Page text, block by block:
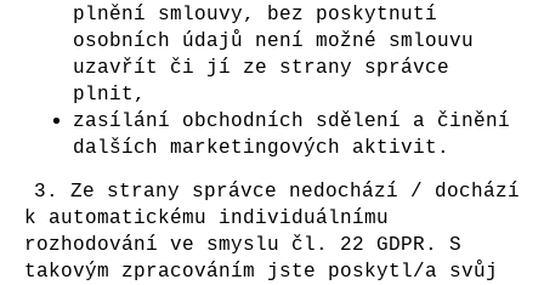
plnění smlouvy, bez poskytnutí
osobních údajů není možné smlouvu
uzavřít či jí ze strany správce
plnit,
zasílání obchodních sdělení a činění
dalších marketingových aktivit.
3. Ze strany správce nedochází / dochází
k automatickému individuálnímu
rozhodování ve smyslu čl. 22 GDPR. S
takovým zpracováním jste poskytl/a svůj